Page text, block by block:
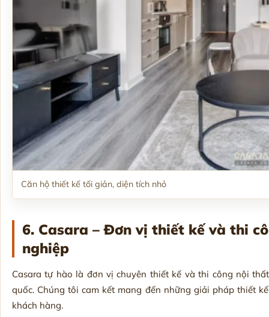
Căn hộ thiết kế tối giản, diện tích nhỏ
6. Casara – Đơn vị thiết kế và thi
nghiệp
Casara tự hào là đơn vị chuyên thiết kế và thi công nội
quốc. Chúng tôi cam kết mang đến những giải pháp thiết
khách hàng.